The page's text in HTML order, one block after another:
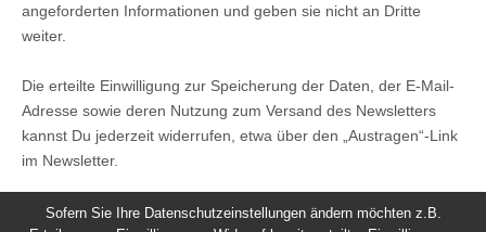
angeforderten Informationen und geben sie nicht an Dritte
weiter.
Die erteilte Einwilligung zur Speicherung der Daten, der E-Mail-
Adresse sowie deren Nutzung zum Versand des Newsletters
kannst Du jederzeit widerrufen, etwa über den „Austragen“-Link
im Newsletter.
Sofern Sie Ihre Datenschutzeinstellungen ändern möchten z.B.